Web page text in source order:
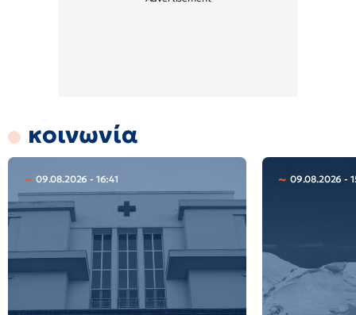
κοινωνία
09.08.2026 - 16:41 09.08.2026 -